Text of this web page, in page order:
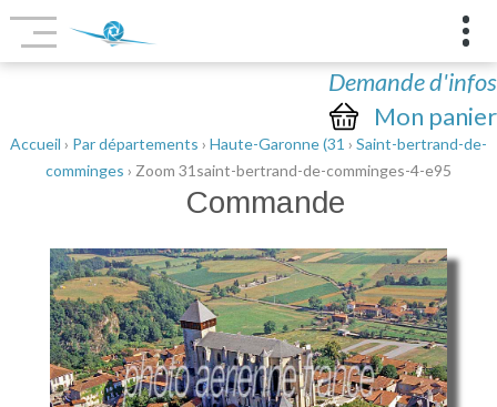
Demande d'infos
Mon panier
Accueil › Par départements › Haute-Garonne (31 › Saint-bertrand-de-
comminges › Zoom 31saint-bertrand-de-comminges-4-e95
Commande